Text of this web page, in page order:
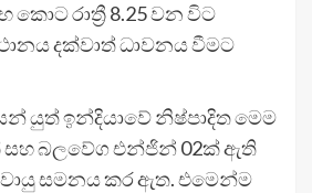
රාත්‍රී 8.25 වන විට
දක්වාත් ධාවනය වීමට
යුත් ඉන්දියාවේ නිෂ්පාදිත මෙම
සහ බලවේග එන්ජින් 02ක් ඇති
වායු සමනය කර ඇත. එමෙන්ම